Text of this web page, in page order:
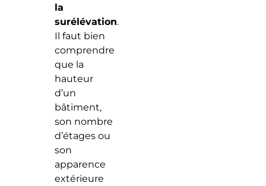
la
surélévation.
Il faut bien
comprendre
que la
hauteur
d’un
bâtiment,
son nombre
d’étages ou
son
apparence
extérieure